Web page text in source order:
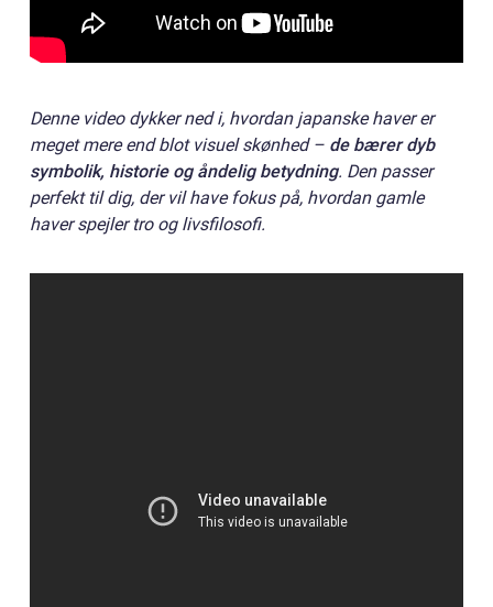
Denne video dykker ned i, hvordan japanske haver er
meget mere end blot visuel skønhed – de bærer dyb
symbolik, historie og åndelig betydning. Den passer
perfekt til dig, der vil have fokus på, hvordan gamle
haver spejler tro og livsfilosofi.